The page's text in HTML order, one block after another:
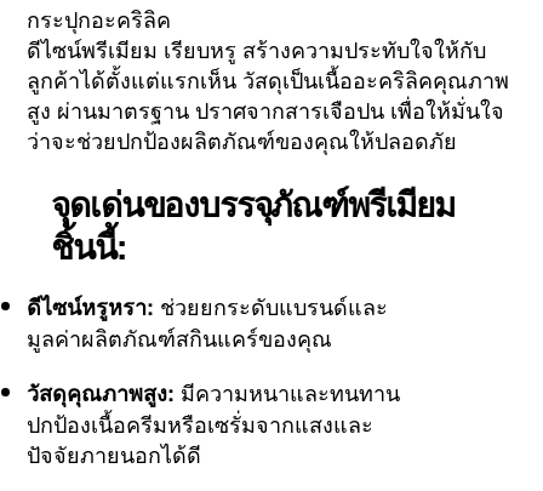
กระปุกอะคริลิค
ดีไซน์พรีเมียม เรียบหรู สร้างความประทับใจให้กับ
ลูกค้าได้ตั้งแต่แรกเห็น วัสดุเป็นเนื้ออะคริลิคคุณภาพ
สูง ผ่านมาตรฐาน ปราศจากสารเจือปน เพื่อให้มั่นใจ
ว่าจะช่วยปกป้องผลิตภัณฑ์ของคุณให้ปลอดภัย
จุดเด่นของบรรจุภัณฑ์พรีเมียม
ชิ้นนี้:
ดีไซน์หรูหรา: ช่วยยกระดับแบรนด์และ
มูลค่าผลิตภัณฑ์สกินแคร์ของคุณ
วัสดุคุณภาพสูง: มีความหนาและทนทาน
ปกป้องเนื้อครีมหรือเซรั่มจากแสงและ
ปัจจัยภายนอกได้ดี